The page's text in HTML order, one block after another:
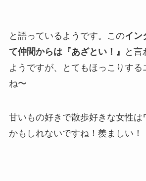
と語っているようです。このイン
て仲間からは『あざとい！』
と言
ようですが、とてもほっこりする
ね〜
甘いもの好きで散歩好きな女性は
かもしれないですね！羨ましい！